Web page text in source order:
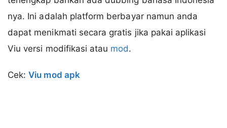
nya. Ini adalah platform berbayar namun anda
dapat menikmati secara gratis jika pakai aplikasi
Viu versi modifikasi atau mod.
Cek:Viu mod apk